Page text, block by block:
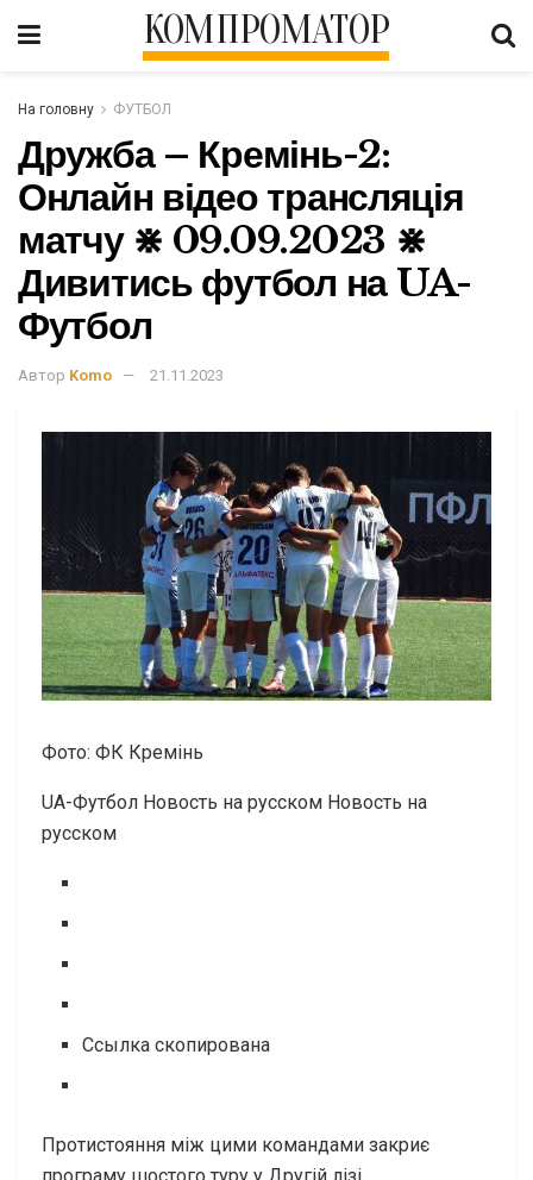
КОМПРОМАТОР
На головну ФУТБОЛ
Дружба – Кремінь-2:
Онлайн відео трансляція
матчу ⋇ 09.09.2023 ⋇
Дивитись футбол на UA-
Футбол
Автор Komo 21.11.2023
Фото: ФК Кремінь
UA-Футбол Новость на русском Новость на
русском
Ссылка скопирована
Протистояння між цими командами закриє